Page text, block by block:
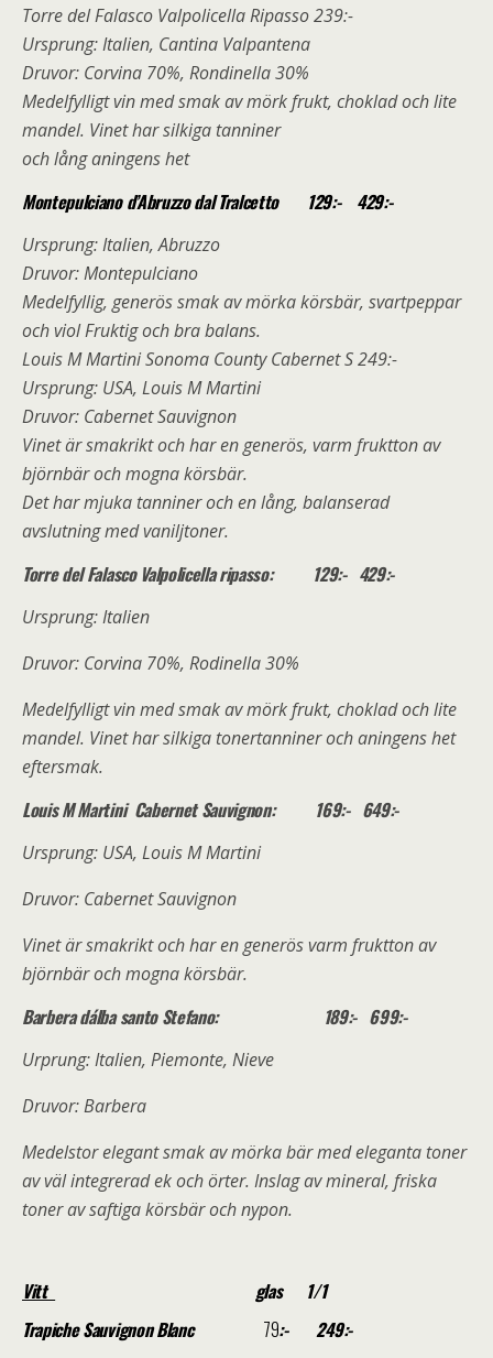
Torre del Falasco Valpolicella Ripasso 239:-
Ursprung: Italien, Cantina Valpantena
Druvor: Corvina 70%, Rondinella 30%
Medelfylligt vin med smak av mörk frukt, choklad och lite
mandel. Vinet har silkiga tanniner
och lång aningens het
Montepulciano d’Abruzzo dal Tralcetto 129:- 429:-
Ursprung: Italien, Abruzzo
Druvor: Montepulciano
Medelfyllig, generös smak av mörka körsbär, svartpeppar
och viol Fruktig och bra balans.
Louis M Martini Sonoma County Cabernet S 249:-
Ursprung: USA, Louis M Martini
Druvor: Cabernet Sauvignon
Vinet är smakrikt och har en generös, varm fruktton av
björnbär och mogna körsbär.
Det har mjuka tanniner och en lång, balanserad
avslutning med vaniljtoner.
Torre del Falasco Valpolicella ripasso: 129:- 429:-
Ursprung: Italien
Druvor: Corvina 70%, Rodinella 30%
Medelfylligt vin med smak av mörk frukt, choklad och lite
mandel. Vinet har silkiga tonertanniner och aningens het
eftersmak.
Louis M Martini Cabernet Sauvignon: 169:- 649:-
Ursprung: USA, Louis M Martini
Druvor: Cabernet Sauvignon
Vinet är smakrikt och har en generös varm fruktton av
björnbär och mogna körsbär.
Barbera dálba santo Stefano: 189:- 699:-
Urprung: Italien, Piemonte, Nieve
Druvor: Barbera
Medelstor elegant smak av mörka bär med eleganta toner
av väl integrerad ek och örter. Inslag av mineral, friska
toner av saftiga körsbär och nypon.
Vitt
glas 1/1
Trapiche Sauvignon Blanc
79:- 249:-